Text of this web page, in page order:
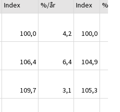
Index %/år Index
%/år
100,0 4,2 100,0
106,4 6,4 104,9
109,7 3,1 105,3